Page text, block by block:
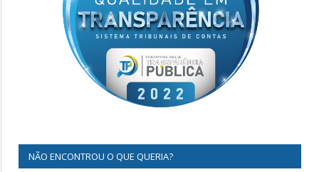
NÃO ENCONTROU O QUE QUERIA?